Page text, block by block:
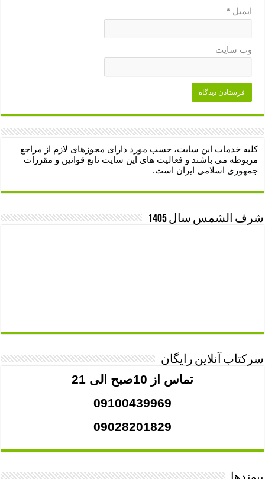
ایمیل*
وب‌ سایت
کلیه خدمات این سایت، حسب مورد دارای مجوزهای لازم از مراجع
مربوطه می باشند و فعالیت های این سایت تابع قوانین و مقررات
جمهوری اسلامی ایران است.
شرف الشمس سال 1405
سرکتاب آنلاین رایگان
تماس از 10صبح الی 21
09100439969
09028201829